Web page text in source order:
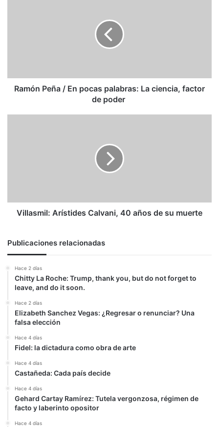
factor
Ramón Peña / En pocas palabras: La ciencia, factor
de poder
Villasmil: Arístides Calvani, 40 años de su muerte
Publicaciones relacionadas
Hace 2 días
Chitty La Roche: Trump, thank you, but do not forget to
leave, and do it soon.
Hace 2 días
Elizabeth Sanchez Vegas: ¿Regresar o renunciar? Una
falsa elección
Hace 4 días
Fidel: la dictadura como obra de arte
Hace 4 días
Castañeda: Cada país decide
Hace 4 días
Gehard Cartay Ramírez: Tutela vergonzosa, régimen de
facto y laberinto opositor
Hace 4 días